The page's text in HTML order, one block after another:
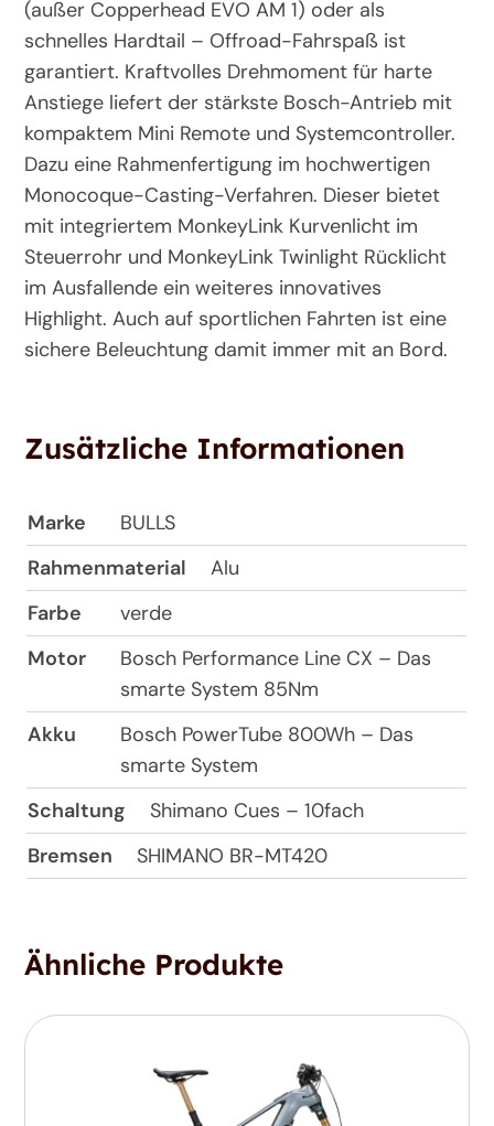
(außer Copperhead EVO AM 1) oder als
schnelles Hardtail – Offroad-Fahrspaß ist
garantiert. Kraftvolles Drehmoment für harte
Anstiege liefert der stärkste Bosch-Antrieb mit
kompaktem Mini Remote und Systemcontroller.
Dazu eine Rahmenfertigung im hochwertigen
Monocoque-Casting-Verfahren. Dieser bietet
mit integriertem MonkeyLink Kurvenlicht im
Steuerrohr und MonkeyLink Twinlight Rücklicht
im Ausfallende ein weiteres innovatives
Highlight. Auch auf sportlichen Fahrten ist eine
sichere Beleuchtung damit immer mit an Bord.
Zusätzliche Informationen
Marke
BULLS
Rahmenmaterial
Alu
Farbe
verde
Motor
Bosch Performance Line CX – Das
smarte System 85Nm
Akku
Bosch PowerTube 800Wh – Das
smarte System
Schaltung
Shimano Cues – 10fach
Bremsen
SHIMANO BR-MT420
Ähnliche Produkte